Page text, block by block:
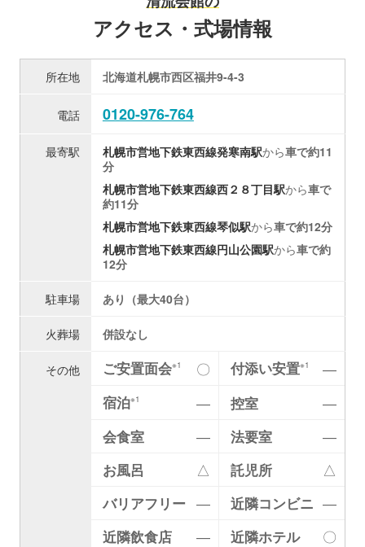
アクセス・式場情報
所在地 北海道札幌市西区福井9-4-3
電話 0120-976-764
最寄駅 札幌市営地下鉄東西線発寒南駅から車で約11
分
札幌市営地下鉄東西線西２８丁目駅から車で
約11分
札幌市営地下鉄東西線琴似駅から車で約12分
札幌市営地下鉄東西線円山公園駅から車で約
12分
駐車場 あり（最大40台）
火葬場 併設なし
その他 ご安置面会※1 〇 付添い安置※1
―
宿泊※1 ― 控室
―
会食室
― 法要室
―
お風呂
△ 託児所
△
バリアフリー ― 近隣コンビニ ―
近隣飲食店
― 近隣ホテル
〇